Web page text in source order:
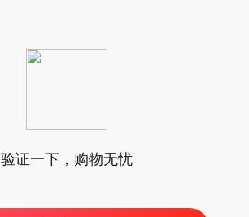
验证一下，购物无忧